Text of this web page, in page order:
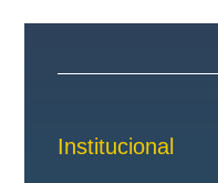
Institucional